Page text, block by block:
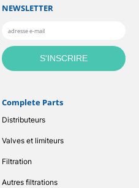
Complete Parts
Distributeurs
Valves et limiteurs
Filtration
Autres filtrations
NEWSLETTER